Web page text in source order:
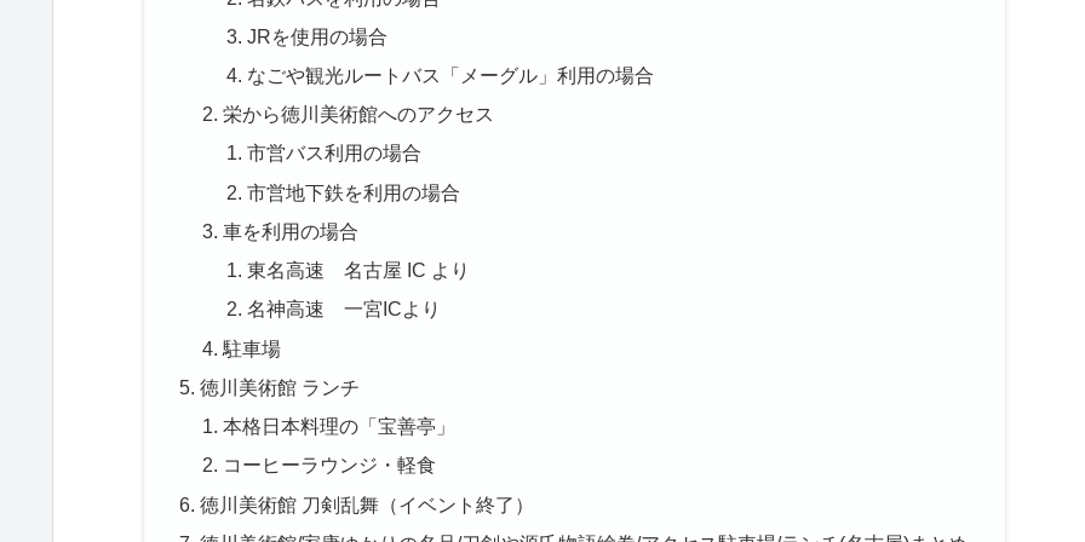
JRを使用の場合
なごや観光ルートバス「メーグル」利用の場合
栄から徳川美術館へのアクセス
市営バス利用の場合
市営地下鉄を利用の場合
車を利用の場合
東名高速 名古屋 IC より
名神高速 一宮ICより
駐車場
徳川美術館 ランチ
本格日本料理の「宝善亭」
コーヒーラウンジ・軽食
徳川美術館 刀剣乱舞（イベント終了）